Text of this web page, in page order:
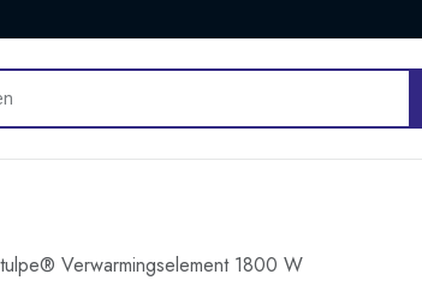
Verwarmingselement 1800 W